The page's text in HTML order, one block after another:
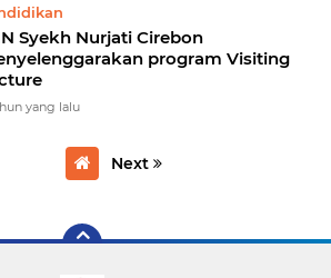
Syekh Nurjati Cirebon
program Visiting
yang lalu
Next